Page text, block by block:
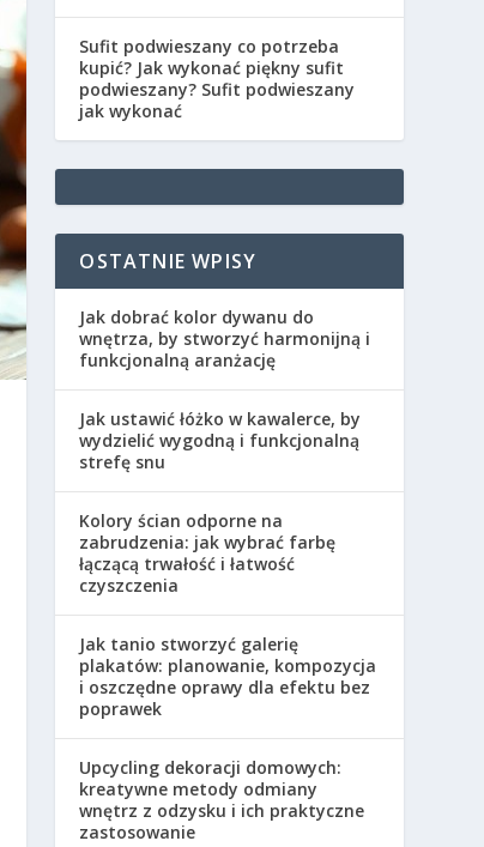
Sufit podwieszany co potrzeba
kupić? Jak wykonać piękny sufit
podwieszany? Sufit podwieszany
jak wykonać
OSTATNIE WPISY
Jak dobrać kolor dywanu do
wnętrza, by stworzyć harmonijną i
funkcjonalną aranżację
Jak ustawić łóżko w kawalerce, by
wydzielić wygodną i funkcjonalną
strefę snu
Kolory ścian odporne na
zabrudzenia: jak wybrać farbę
łączącą trwałość i łatwość
czyszczenia
Jak tanio stworzyć galerię
plakatów: planowanie, kompozycja
i oszczędne oprawy dla efektu bez
poprawek
Upcycling dekoracji domowych:
kreatywne metody odmiany
wnętrz z odzysku i ich praktyczne
zastosowanie